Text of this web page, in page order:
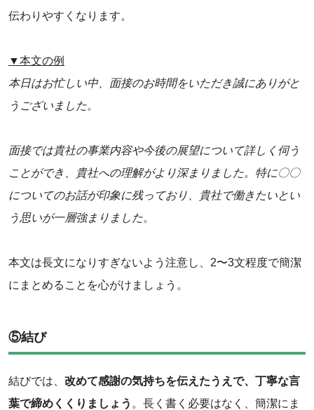
伝わりやすくなります。
▼本文の例
本日はお忙しい中、面接のお時間をいただき誠にありがと
うございました。
面接では貴社の事業内容や今後の展望について詳しく伺う
ことができ、貴社への理解がより深まりました。特に〇〇
についてのお話が印象に残っており、貴社で働きたいとい
う思いが一層強まりました。
本文は長文になりすぎないよう注意し、2〜3文程度で簡潔
にまとめることを心がけましょう。
⑤結び
結びでは、 改めて感謝の気持ちを伝えたうえで、丁寧な言
葉で締めくくりましょう 。長く書く必要はなく、簡潔にま